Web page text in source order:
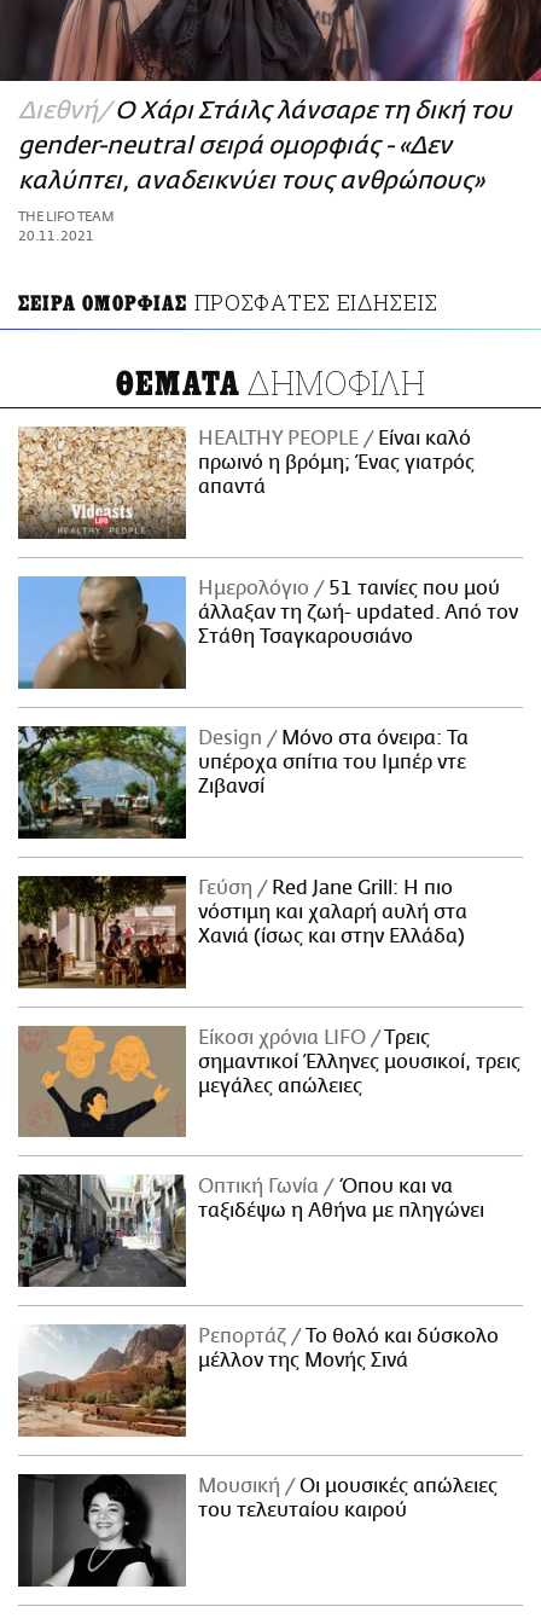
ΑΜΠΑ
PRINT
Διεθνή Ο Χάρι Στάιλς λάνσαρε τη δική του
gender-neutral σειρά ομορφιάς - «Δεν
καλύπτει, αναδεικνύει τους ανθρώπους»
THE LIFO TEAM
20.11.2021
ΣΕΙΡΑ ΟΜΟΡΦΙΑΣ ΠΡΟΣΦΑΤΕΣ ΕΙΔΗΣΕΙΣ
ΘΕΜΑΤΑ ΔΗΜΟΦΙΛΗ
HEALTHY PEOPLE
Είναι καλό
πρωινό η βρόμη; Ένας γιατρός
απαντά
Ημερολόγιο
51 ταινίες που μού
άλλαξαν τη ζωή- updated. Aπό τον
Στάθη Τσαγκαρουσιάνο
Design
Μόνο στα όνειρα: Τα
υπέροχα σπίτια του Ιμπέρ ντε
Ζιβανσί
Γεύση
Red Jane Grill: Η πιο
νόστιμη και χαλαρή αυλή στα
Χανιά (ίσως και στην Ελλάδα)
Είκοσι χρόνια LIFO
Tρεις
σημαντικοί Έλληνες μουσικοί, τρεις
μεγάλες απώλειες
Οπτική Γωνία
Όπου και να
ταξιδέψω η Αθήνα με πληγώνει
Ρεπορτάζ
Το θολό και δύσκολο
μέλλον της Μονής Σινά
Μουσική
Οι μουσικές απώλειες
του τελευταίου καιρού